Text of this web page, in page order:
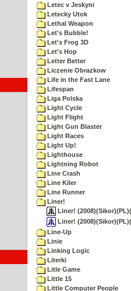
Letec v Jeskyni
Letecky Utok
Lethal Weapon
Let's Bubble!
Let's Frog 3D
Let's Hop
Letter Better
Liczenie Obrazkow
Life in the Fast Lane
Lifespan
Liga Polska
Light Cycle
Light Flight
Light Gun Blaster
Light Races
Light Up!
Lighthouse
Lightning Robot
Line Crash
Line Kiler
Line Runner
Liner!
Liner!
Liner!
Line-Up
Linie
Linking Logic
Literki
Litle Game
Little 15
Little Computer People